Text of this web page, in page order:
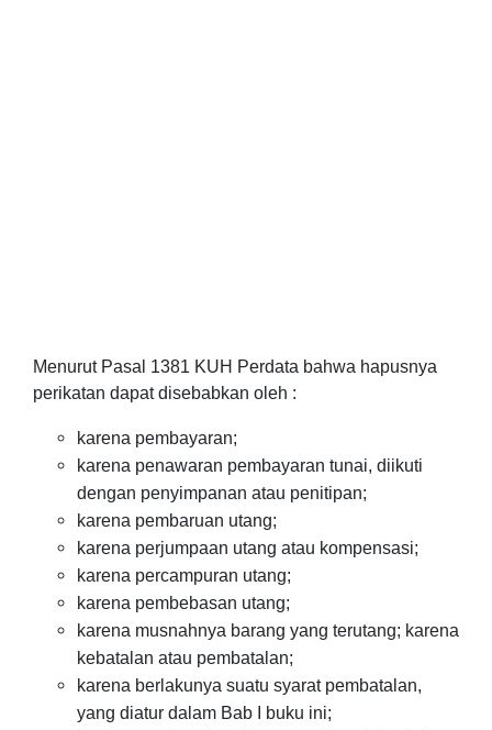
Menurut Pasal 1381 KUH Perdata bahwa hapusnya
perikatan dapat disebabkan oleh :
karena pembayaran;
karena penawaran pembayaran tunai, diikuti
dengan penyimpanan atau penitipan;
karena pembaruan utang;
karena perjumpaan utang atau kompensasi;
karena percampuran utang;
karena pembebasan utang;
karena musnahnya barang yang terutang; karena
kebatalan atau pembatalan;
karena berlakunya suatu syarat pembatalan,
yang diatur dalam Bab I buku ini;